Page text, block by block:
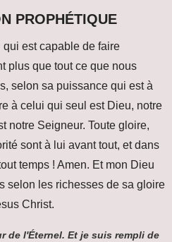
PROPHÉTIQUE
qui est capable de faire
plus que tout ce que nous
selon sa puissance qui est à
à celui qui seul est Dieu, notre
notre Seigneur. Toute gloire,
sont à lui avant tout, et dans
temps ! Amen. Et mon Dieu
selon les richesses de sa gloire
Christ.
de l'Éternel. Et je suis rempli de